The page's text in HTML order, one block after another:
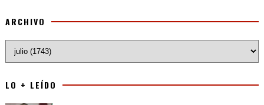
ARCHIVO
LO + LEÍDO